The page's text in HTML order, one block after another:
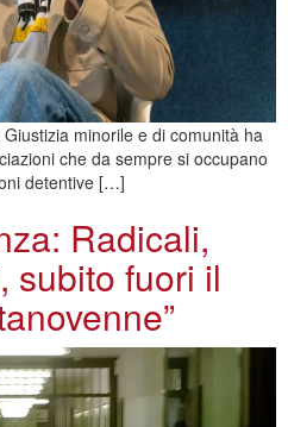
minorile e di comunità ha
che da sempre si occupano
detentive […]
Radicali,
subito fuori il